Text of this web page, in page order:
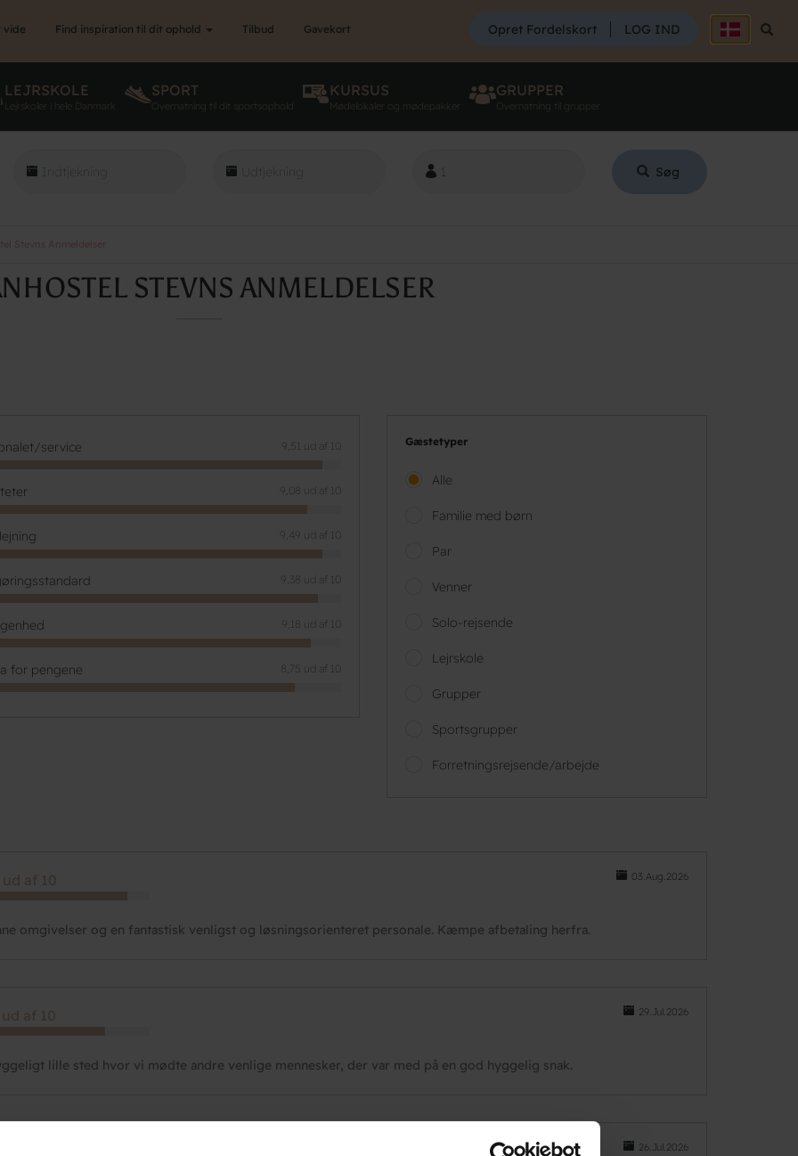
SØG
Søg
Opret Fordelskort LOG IND
vide Find inspiration til dit ophold Tilbud Gavekort
LEJRSKOLE
Lejrskoler i hele Danmark
SPORT
Overnatning til dit sportsophold
KURSUS
Mødelokaler og mødepakker
GRUPPER
Overnatning til grupper
Søg
STEVNS ANMELDELSER
service 9,51 ud af 10
9,08 ud af 10
9,49 ud af 10
9,38 ud af 10
9,18 ud af 10
for pengene 8,75 ud af 10
Gæstetyper
Alle
Familie med børn
Par
Venner
Solo-rejsende
Lejrskole
Grupper
Sportsgrupper
Forretningsrejsende/arbejde
03.Aug.2026
ud af 10
omgivelser og en fantastisk venligst og løsningsorienteret personale. Kæmpe afbetaling herfra.
29.Jul.2026
ud af 10
lille sted hvor vi mødte andre venlige mennesker, der var med på en god hyggelig snak.
26.Jul.2026